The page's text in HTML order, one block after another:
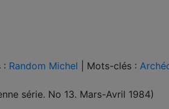
: Random Michel Mots-clés :
série. No 13. Mars-Avril 1984)